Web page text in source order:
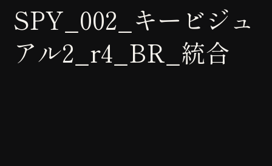
SPY_002_キービジュ
アル2_r4_BR_統合